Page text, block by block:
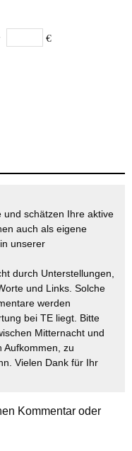
€
schätzen Ihre aktive
auch als eigene
unserer
durch Unterstellungen,
und Links. Solche
werden
bei TE liegt. Bitte
Mitternacht und
Aufkommen, zu
Vielen Dank für Ihr
Kommentar oder